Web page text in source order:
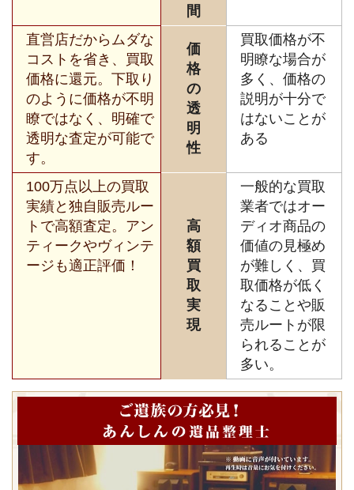
間
直営店だからムダな
コストを省き、買取
価格に還元。下取り
のように価格が不明
瞭ではなく、明確で
透明な査定が可能で
す。
価
格
の
透
明
性
買取価格が不
明瞭な場合が
多く、価格の
説明が十分で
はないことが
ある
100万点以上の買取
実績と独自販売ルー
トで高額査定。アン
ティークやヴィンテ
ージも適正評価！
高
額
買
取
実
現
一般的な買取
業者ではオー
ディオ商品の
価値の見極め
が難しく、買
取価格が低く
なることや販
売ルートが限
られることが
多い。